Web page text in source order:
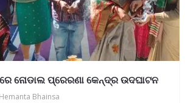
ନୋଡାଲ ପ୍ରେରଣା କେନ୍ଦ୍ର ଉଦଘାଟନ
Hemanta Bhainsa